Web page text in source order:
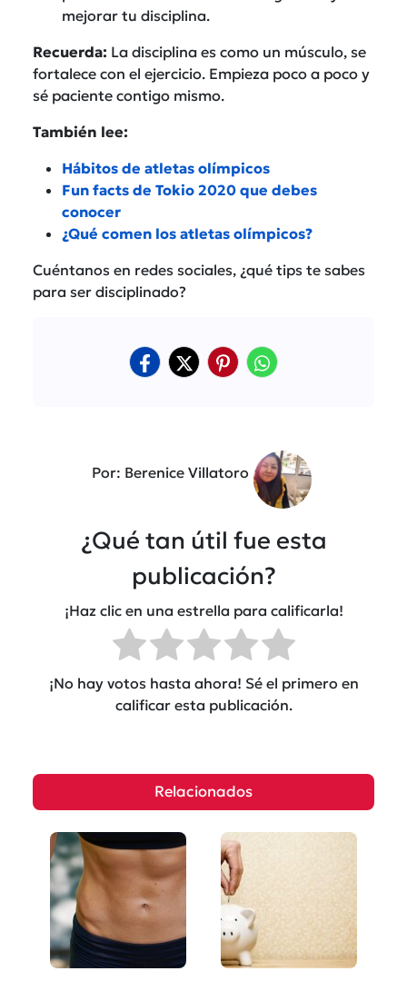
mejorar tu disciplina.
Recuerda: La disciplina es como un músculo, se
fortalece con el ejercicio. Empieza poco a poco y
sé paciente contigo mismo.
También lee:
Hábitos de atletas olímpicos
Fun facts de Tokio 2020 que debes
conocer
¿Qué comen los atletas olímpicos?
Cuéntanos en redes sociales, ¿qué tips te sabes
para ser disciplinado?
Por: Berenice Villatoro
¿Qué tan útil fue esta
publicación?
¡Haz clic en una estrella para calificarla!
¡No hay votos hasta ahora! Sé el primero en
calificar esta publicación.
Relacionados